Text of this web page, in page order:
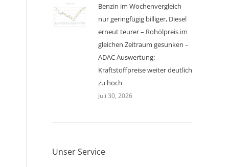
Benzin im Wochenvergleich
nur geringfügig billiger, Diesel
erneut teurer – Rohölpreis im
gleichen Zeitraum gesunken –
ADAC Auswertung:
Kraftstoffpreise weiter deutlich
zu hoch
Juli 30, 2026
Unser Service